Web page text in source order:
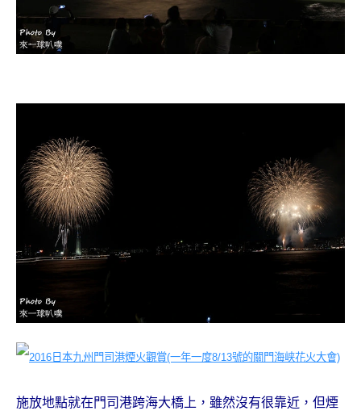
施放地點就在門司港跨海大橋上，雖然沒有很靠近，但煙